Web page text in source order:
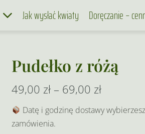
Jak wysłać kwiaty Doręczanie –
Pudełko z różą
49,00 zł – 69,00 złZakres
cen:
Datę i godzinę dostawy
zamówienia.